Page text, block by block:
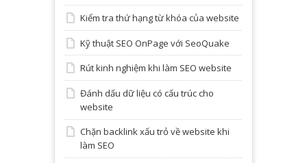
Kiểm tra thứ hạng từ khóa của website
Kỹ thuật SEO OnPage với SeoQuake
Rút kinh nghiệm khi làm SEO website
Đánh dấu dữ liệu có cấu trúc cho
website
Chặn backlink xấu trỏ về website khi
làm SEO